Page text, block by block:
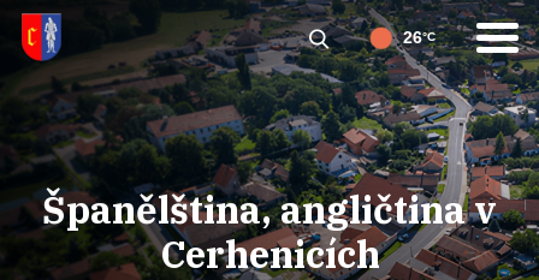
26°C
Španělština, angličtina v
Cerhenicích